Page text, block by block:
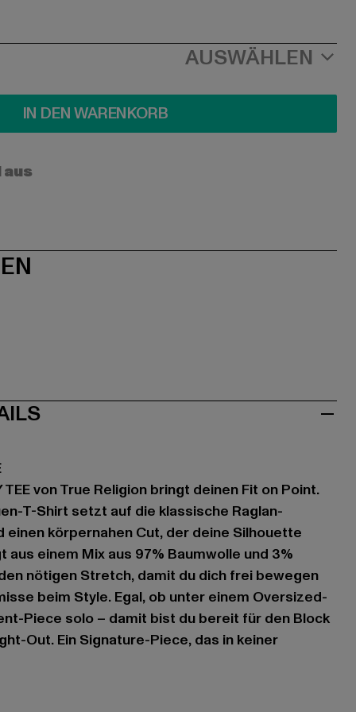
AUSWÄHLEN
IN DEN WARENKORB
TEE von True Religion bringt deinen Fit on Point.
T-Shirt setzt auf die klassische Raglan-
einen körpernahen Cut, der deine Silhouette
einem Mix aus 97% Baumwolle und 3%
nötigen Stretch, damit du dich frei bewegen
beim Style. Egal, ob unter einem Oversized-
Piece solo – damit bist du bereit für den Block
Out. Ein Signature-Piece, das in keiner